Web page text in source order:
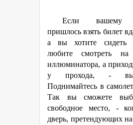
Если вашему
пришлось взять билет
а вы хотите сидеть
любите смотреть
иллюминатора, а
у прохода, -
Поднимайтесь в
Так вы сможете
свободное место, -
дверь, претендующих